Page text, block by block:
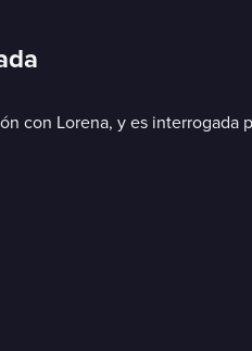
con Lorena, y es